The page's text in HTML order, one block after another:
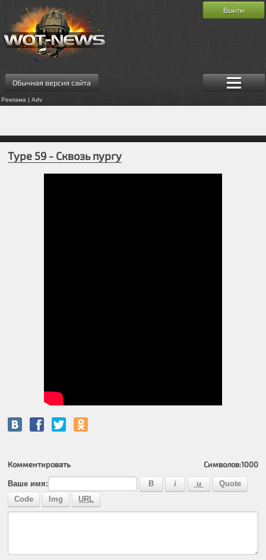
Обычная версия сайта
Реклама | Adv
Войти
Type 59 - Сквозь пургу
Комментировать Символов:1000
Ваше имя: